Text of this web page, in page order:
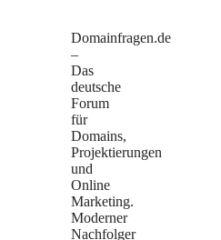
Domainfragen.de
–
Das
deutsche
Forum
für
Domains,
Projektierungen
und
Online
Marketing.
Moderner
Nachfolger